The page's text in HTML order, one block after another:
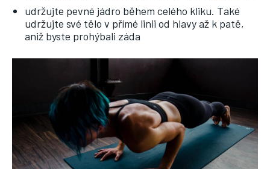
udržujte pevné jádro během celého kliku. Také
udržujte své tělo v přímé linii od hlavy až k patě,
aniž byste prohýbali záda